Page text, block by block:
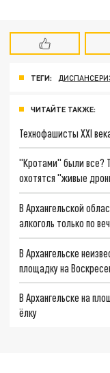
ТЕГИ:
ЧИТАЙТЕ ТАКЖЕ:
Технофашисты XXI
"Кротами" были все?
охотятся "живые
В Архангельской
алкоголь только по
В Архангельске
площадку на
В Архангельске на
ёлку